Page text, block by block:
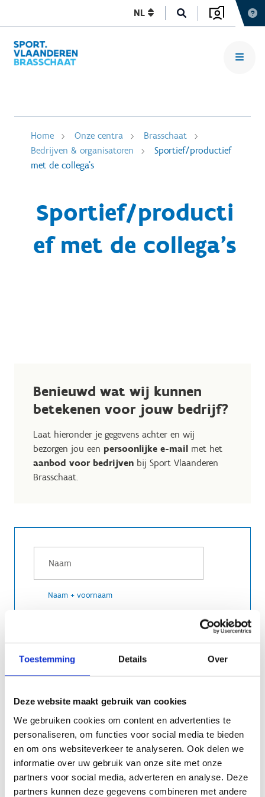
Toestemming Details Over
Deze website maakt gebruik van cookies
We gebruiken cookies om content en advertenties te
personaliseren, om functies voor social media te bieden
en om ons websiteverkeer te analyseren. Ook delen we
informatie over uw gebruik van onze site met onze
partners voor social media, adverteren en analyse. Deze
partners kunnen deze gegevens combineren met andere
NL
Home Onze centra
Brasschaat
Bedrijven & organisatoren
Sportief/productief
met de collega's
Sportief/producti
ef met de collega's
Benieuwd wat wij kunnen
betekenen voor jouw bedrijf?
Laat hieronder je gegevens achter en wij
bezorgen jou een persoonlijke e-mail met het
aanbod voor bedrijven bij Sport Vlaanderen
Brasschaat.
Naam + voornaam